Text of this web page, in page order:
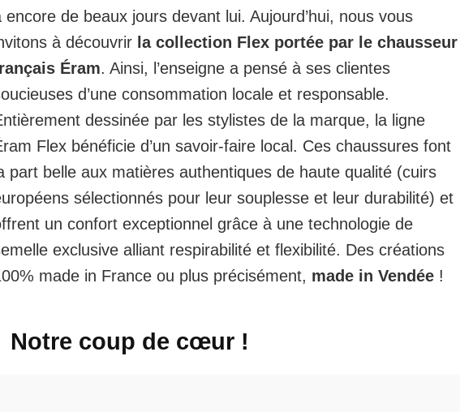
encore de beaux jours devant lui. Aujourd’hui, nous vous
à découvrir la collection Flex portée par le chausseur
Éram. Ainsi, l’enseigne a pensé à ses clientes
d’une consommation locale et responsable.
dessinée par les stylistes de la marque, la ligne
Flex bénéficie d’un savoir-faire local. Ces chaussures font
part belle aux matières authentiques de haute qualité (cuirs
sélectionnés pour leur souplesse et leur durabilité) et
un confort exceptionnel grâce à une technologie de
exclusive alliant respirabilité et flexibilité. Des créations
made in France ou plus précisément, made in Vendée !
Notre coup de cœur !